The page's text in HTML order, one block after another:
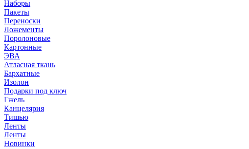
Наборы
Пакеты
Переноски
Ложементы
Поролоновые
Картонные
ЭВА
Атласная ткань
Бархатные
Изолон
Подарки под ключ
Гжель
Канцелярия
Тишью
Ленты
Ленты
Новинки